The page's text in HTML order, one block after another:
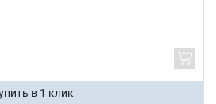
в 1 клик